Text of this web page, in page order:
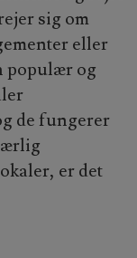
sig om
eller
populær og
de fungerer
er det